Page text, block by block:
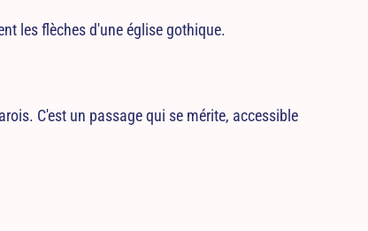
les flèches d'une église gothique.
C'est un passage qui se mérite, accessible